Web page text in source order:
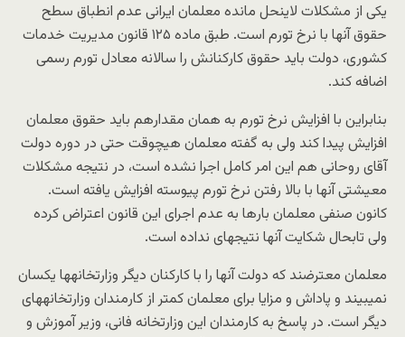
یکی از مشکلات لاینحل مانده معلمان ایرانی عدم انطباق سطح
حقوق آنها با نرخ تورم است. طبق ماده ۱۲۵ قانون مدیریت خدمات
کشوری، دولت باید حقوق کارکنانش را سالانه معادل تورم رسمی
اضافه کند.
بنابراین با افزایش نرخ تورم به همان مقدارهم باید حقوق معلمان
افزایش پیدا کند ولی به گفته معلمان هیچوقت حتی در دوره دولت
آقای روحانی هم این امر کامل اجرا نشده است، در نتیجه مشکلات
معیشتی آنها با بالا رفتن نرخ تورم پیوسته افزایش یافته است.
کانون صنفی معلمان بارها به عدم اجرای این قانون اعتراض کرده
ولی تابحال شکایت آنها نتیجهای نداده است.
معلمان معترضند که دولت آنها را با کارکنان دیگر وزارتخانهها یکسان
نمیبیند و پاداش و مزایا برای معلمان کمتر از کارمندان وزارتخانههای
دیگر است. در پاسخ به کارمندان این وزارتخانه فانی، وزیر آموزش و